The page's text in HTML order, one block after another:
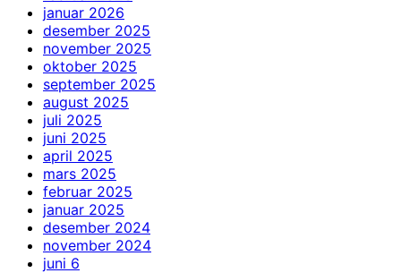
januar 2026
desember 2025
november 2025
oktober 2025
september 2025
august 2025
juli 2025
juni 2025
april 2025
mars 2025
februar 2025
januar 2025
desember 2024
november 2024
juni 6